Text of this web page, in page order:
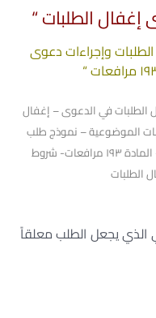
الطلبات “
وإجراءات دعوى
في الدعوى – إغفال
الموضوعية – نموذج طلب
إغفال محامي – مواعيد طلب الإغفال – المادة ١٩٣ مرافعات- شروط
الطلبات
الذي يجعل الطلب معلقاً